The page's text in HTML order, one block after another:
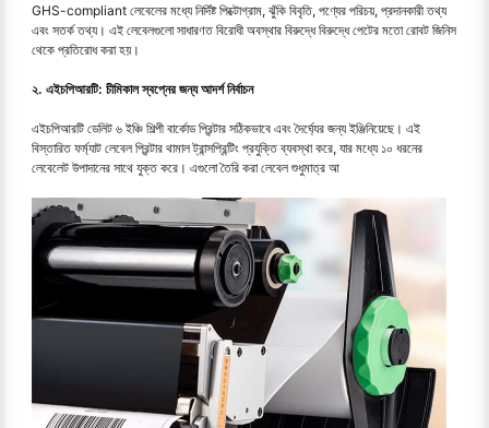
GHS-compliant লেবেলের মধ্যে নির্দিষ্ট পিক্টোগ্রাম, ঝুঁকি বিবৃতি, পণ্যের পরিচয়, প্রদানকারী তথ্য
এবং সতর্ক তথ্য। এই লেবেলগুলো সাধারণত বিরোধী অবস্থার বিরুদ্ধে বিরুদ্ধে পেটের মতো রোবট জিনিস
থেকে প্রতিরোধ করা হয়।
২. এইচপিআরটি: চীমিকাল স্বপ্নের জন্য আদর্শ নির্বাচন
এইচপিআরটি ডেলিট ৬ ইঞ্চি শিল্পী বার্কোড প্রিন্টার সঠিকভাবে এবং দৈর্ঘ্যের জন্য ইঞ্জিনিয়েছে। এই
বিস্তারিত ফর্ম্যাট লেবেল প্রিন্টার থামাল ট্রান্সপ্রিন্টিং প্রযুক্তি ব্যবস্থা করে, যার মধ্যে ১০ ধরনের
লেবেলেট উপাদানের সাথে যুক্ত করে। এগুলো তৈরি করা লেবেল শুধুমাত্র আ